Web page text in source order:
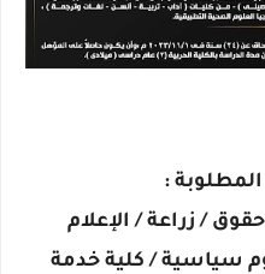
:
/ زراعة / الإعلام
سياسية / كلية خدمة